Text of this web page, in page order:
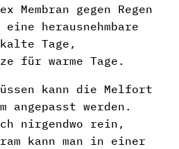
Membran gegen Regen
herausnehmbare
Tage,
für warme Tage.
kann die Melfort
angepasst werden.
nirgendwo rein,
kann man in einer